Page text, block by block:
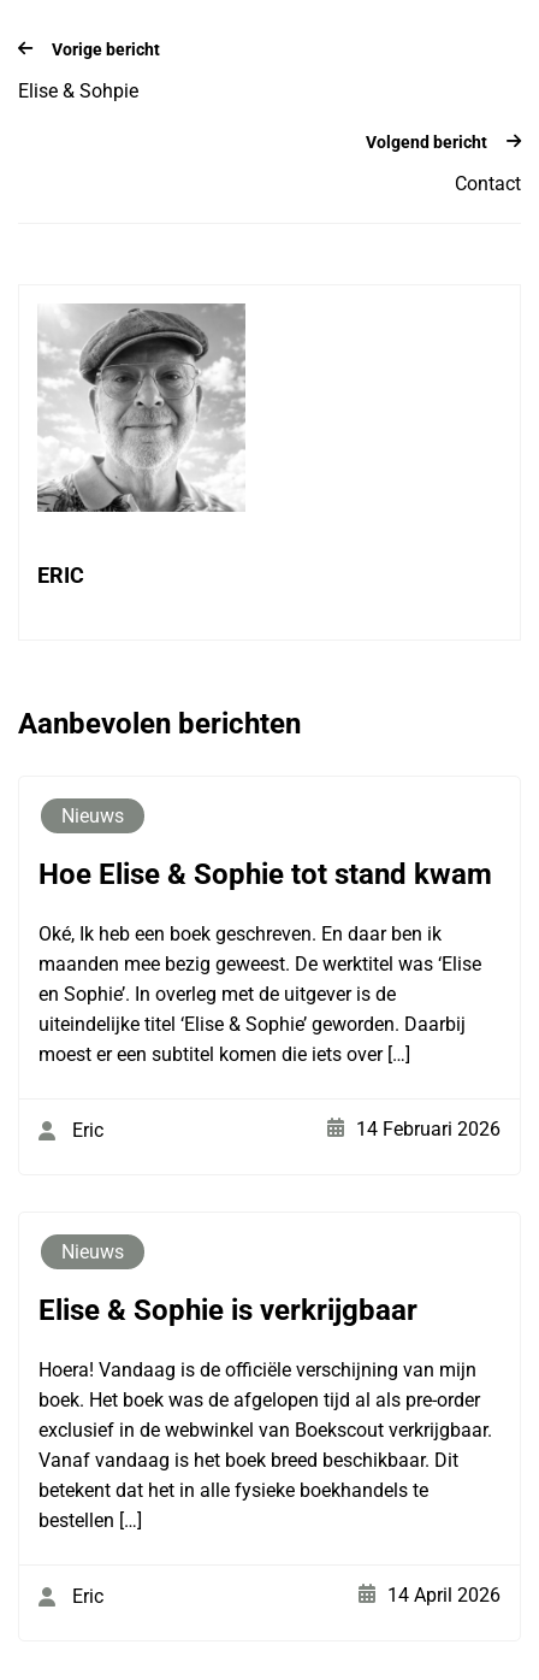
Vorige bericht
Elise & Sohpie
Volgend bericht
Contact
ERIC
Aanbevolen berichten
Nieuws
Hoe Elise & Sophie tot stand kwam
Oké, Ik heb een boek geschreven. En daar ben ik
maanden mee bezig geweest. De werktitel was ‘Elise
en Sophie’. In overleg met de uitgever is de
uiteindelijke titel ‘Elise & Sophie’ geworden. Daarbij
moest er een subtitel komen die iets over […]
Eric 14 Februari 2026
Nieuws
Elise & Sophie is verkrijgbaar
Hoera! Vandaag is de officiële verschijning van mijn
boek. Het boek was de afgelopen tijd al als pre-order
exclusief in de webwinkel van Boekscout verkrijgbaar.
Vanaf vandaag is het boek breed beschikbaar. Dit
betekent dat het in alle fysieke boekhandels te
bestellen […]
Eric 14 April 2026